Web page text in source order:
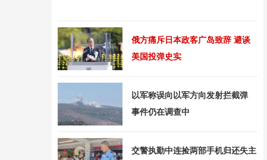
俄方痛斥日本政客广岛致辞 避谈
美国投弹史实
以军称误向以军方向发射拦截弹
事件仍在调查中
交警执勤中连捡两部手机归还失主